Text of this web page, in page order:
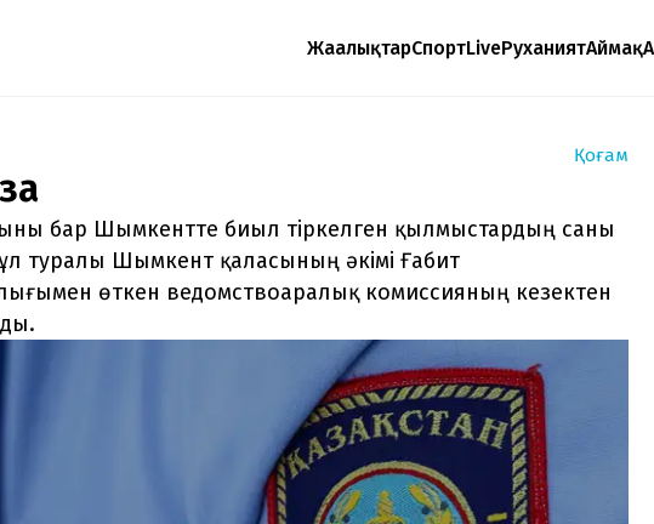
ЖаңалықтарСпортLiveРуханиятАймақ
email
Қоғам
бар Шымкентте биыл тіркелген қылмыстардың саны
туралы Шымкент қаласының әкімі Ғабит
өткен ведомствоаралық комиссияның кезектен